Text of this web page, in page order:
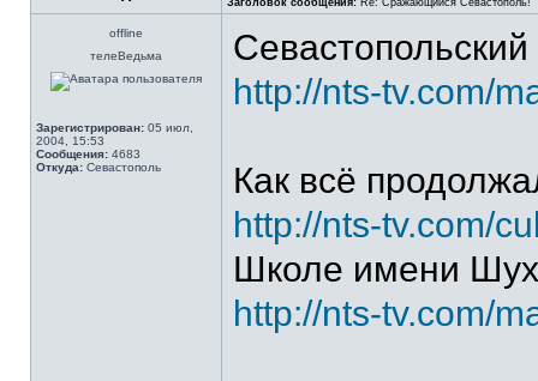
Заголовок сообщения: Re: Сражающийся Севастополь!
offline
телеВедьма
Зарегистрирован: 05 июл,
2004, 15:53
Сообщения: 4683
Откуда: Севастополь
http://nts-tv.com/
Как всё
http://nts-tv.com/
Школе имени
http://nts-tv.com/